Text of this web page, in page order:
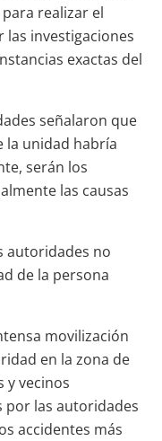
realizar el
investigaciones
exactas del
señalaron que
la unidad habría
serán los
las causas
autoridades no
de la persona
movilización
en la zona de
y vecinos
por las autoridades
accidentes más